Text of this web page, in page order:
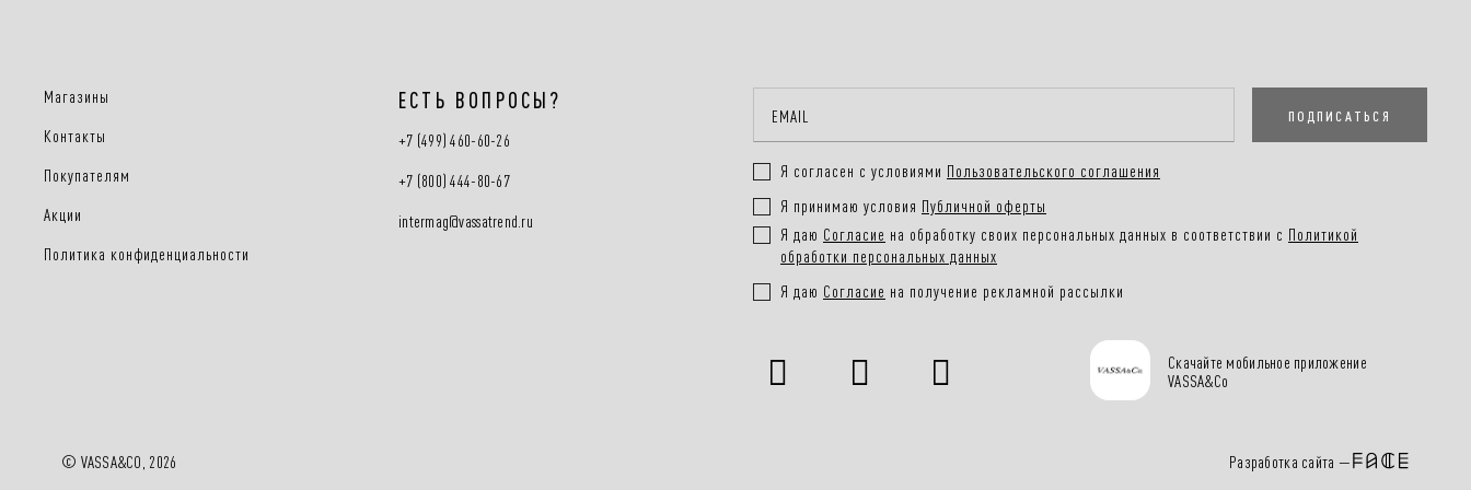
Магазины
Контакты
Покупателям
Акции
Политика конфиденциальности
ЕСТЬ ВОПРОСЫ?
+7 (499) 460-60-26
+7 (800) 444-80-67
intermag@vassatrend.ru
ПОДПИСАТЬСЯ
Я согласен с условиями Пользовательского соглашения
Я принимаю условия Публичной оферты
Я даю Согласие на обработку своих персональных данных в соответствии с Политикой
обработки персональных данных
Я даю Согласие на получение рекламной рассылки
Скачайте мобильное приложение
VASSA&Co
© VASSA&CO, 2026 Разработка сайта —